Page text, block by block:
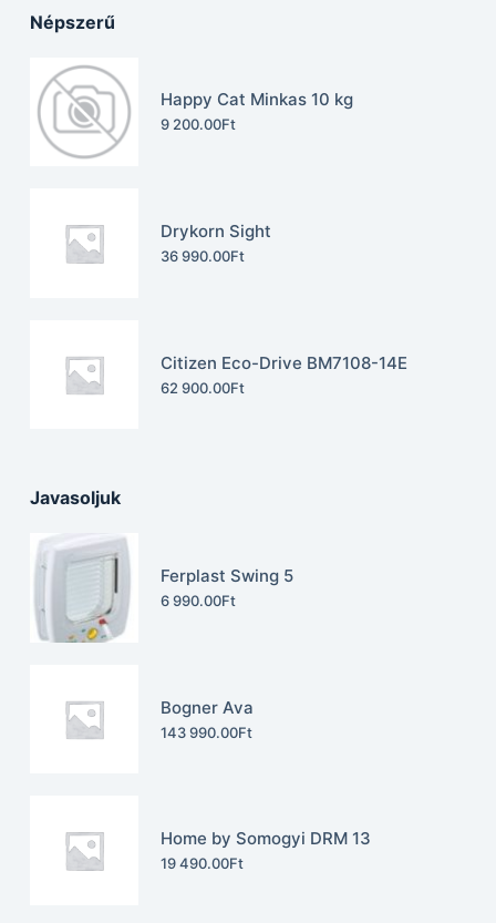
Népszerű
Happy Cat Minkas 10 kg
9 200.00Ft
Drykorn Sight
36 990.00Ft
Citizen Eco-Drive BM7108-14E
62 900.00Ft
Javasoljuk
Ferplast Swing 5
6 990.00Ft
Bogner Ava
143 990.00Ft
Home by Somogyi DRM 13
19 490.00Ft